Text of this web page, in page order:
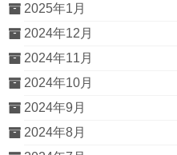
2025年1月
2024年12月
2024年11月
2024年10月
2024年9月
2024年8月